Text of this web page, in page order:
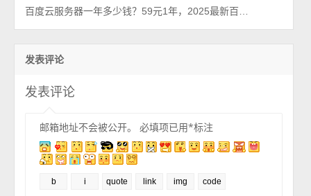
百度云服务器一年多少钱？59元1年，2025最新百度智能云租赁优惠价格
发表评论
发表评论
邮箱地址不会被公开。 必填项已用*标注